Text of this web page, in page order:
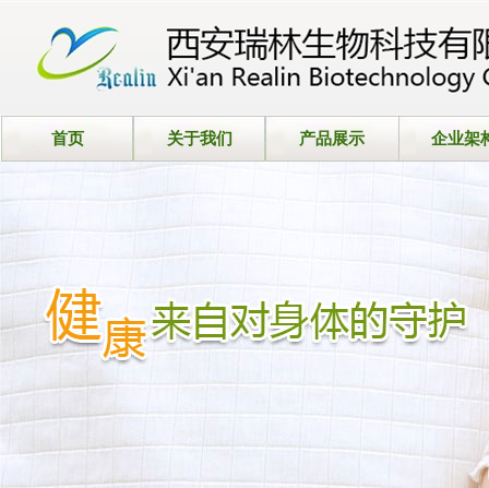
首页 关于我们 产品展示 企业架